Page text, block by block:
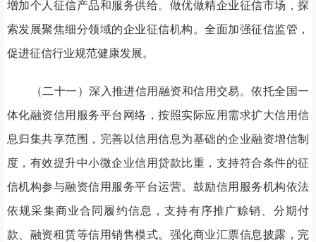
增加个人征信产品和服务供给。做优做精企业征信市场，探
索发展聚焦细分领域的企业征信机构。全面加强征信监管，
促进征信行业规范健康发展。
（二十一）深入推进信用融资和信用交易。依托全国一
体化融资信用服务平台网络，按照实际应用需求扩大信用信
息归集共享范围，完善以信用信息为基础的企业融资增信制
度，有效提升中小微企业信用贷款比重，支持符合条件的征
信机构参与融资信用服务平台运营。鼓励信用服务机构依法
依规采集商业合同履约信息，支持有序推广赊销、分期付
款、融资租赁等信用销售模式。强化商业汇票信息披露，完